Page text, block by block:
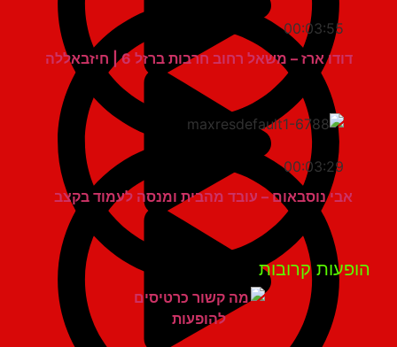
00:03:55
דודו ארז – משאל רחוב חרבות ברזל 6 | חיזבאללה
00:03:29
אבי נוסבאום – עובד מהבית ומנסה לעמוד בקצב
קרובות